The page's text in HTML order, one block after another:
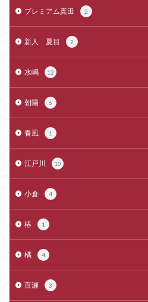
プレミアム真田 2
新人 夏目 2
水嶋 12
朝陽 6
春風 1
江戸川 10
小倉 4
椿 1
橘 4
百瀬 3